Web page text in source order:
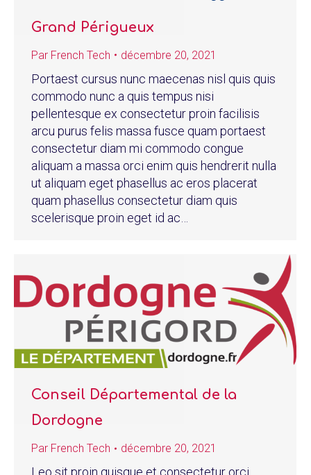
Grand Périgueux
Par French Tech décembre 20, 2021
Portaest cursus nunc maecenas nisl quis quis
commodo nunc a quis tempus nisi
pellentesque ex consectetur proin facilisis
arcu purus felis massa fusce quam portaest
consectetur diam mi commodo congue
aliquam a massa orci enim quis hendrerit nulla
ut aliquam eget phasellus ac eros placerat
quam phasellus consectetur diam quis
scelerisque proin eget id ac…
Conseil Départemental de la
Dordogne
Par French Tech décembre 20, 2021